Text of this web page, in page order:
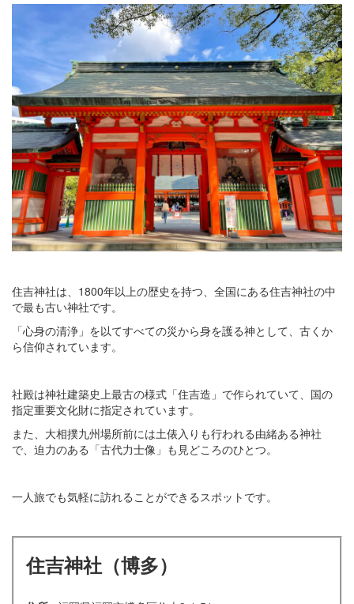
住吉神社は、1800年以上の歴史を持つ、全国にある住吉神社の中
で最も古い神社です。
「心身の清浄」を以てすべての災から身を護る神として、古くか
ら信仰されています。
社殿は神社建築史上最古の様式「住吉造」で作られていて、国の
指定重要文化財に指定されています。
また、大相撲九州場所前には土俵入りも行われる由緒ある神社
で、迫力のある「古代力士像」も見どころのひとつ。
一人旅でも気軽に訪れることができるスポットです。
住吉神社（博多）